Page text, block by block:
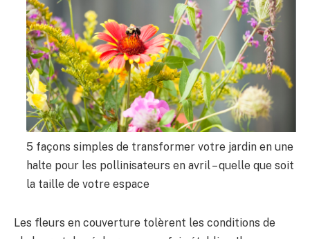
5 façons simples de transformer votre jardin en une
halte pour les pollinisateurs en avril – quelle que soit
la taille de votre espace
Les fleurs en couverture tolèrent les conditions de